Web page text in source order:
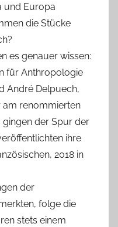
und Europa
die Stücke
es genauer wissen:
für Anthropologie
André Delpuech,
am renommierten
gingen der Spur der
ihre
2018 in
der
folge die
stets einem